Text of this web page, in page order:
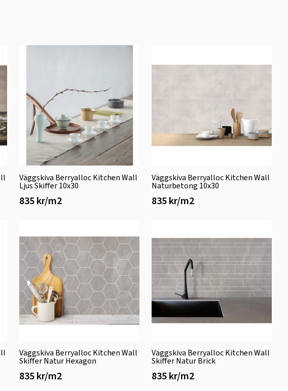
Väggskiva Berryalloc Kitchen Wall
Ljus Skiffer 10x30
835 kr/m2
Väggskiva Berryalloc Kitchen Wall
Naturbetong 10x30
835 kr/m2
Väggskiva Berryalloc Kitchen Wall
Skiffer Natur Hexagon
835 kr/m2
Väggskiva Berryalloc Kitchen Wall
Skiffer Natur Brick
835 kr/m2